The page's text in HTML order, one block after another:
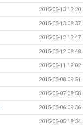
2015-05-13 13:20
2015-05-13 08:37
2015-05-12 13:47
2015-05-12 08:48
2015-05-11 12:02
2015-05-08 09:51
2015-05-07 08:58
2015-05-06 09:36
2015-05-05 18:34